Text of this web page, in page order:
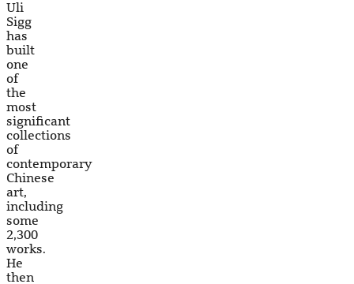
Uli
Sigg
has
built
one
of
the
most
significant
collections
of
contemporary
Chinese
art,
including
some
2,300
works.
He
then